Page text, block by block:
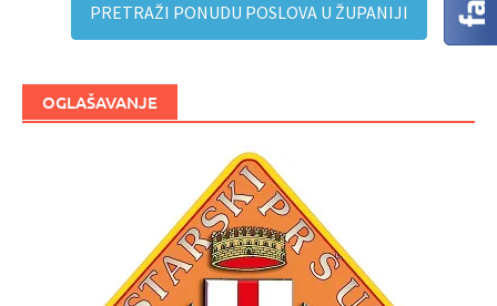
PRETRAŽI PONUDU POSLOVA U ŽUPANIJI
OGLAŠAVANJE